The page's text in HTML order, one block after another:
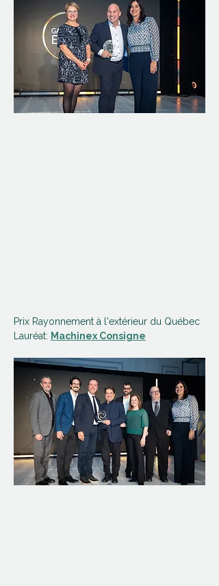
Prix Rayonnement à l'extérieur du Québec
Lauréat: Machinex Consigne